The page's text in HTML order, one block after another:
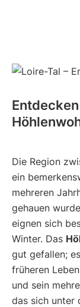
Die Region
ein
mehreren
gehauen
eignen sich
Winter. Das
gut gefallen;
früheren
und sein
das sich unter